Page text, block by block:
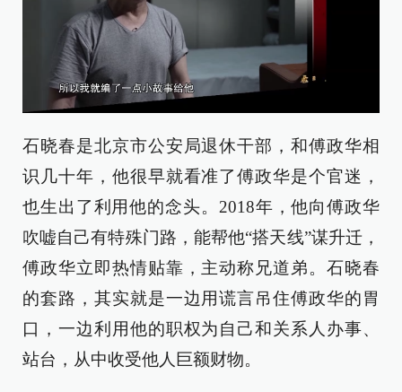
石晓春是北京市公安局退休干部，和傅政华相
识几十年，他很早就看准了傅政华是个官迷，
也生出了利用他的念头。2018年，他向傅政华
吹嘘自己有特殊门路，能帮他“搭天线”谋升迁，
傅政华立即热情贴靠，主动称兄道弟。石晓春
的套路，其实就是一边用谎言吊住傅政华的胃
口，一边利用他的职权为自己和关系人办事、
站台，从中收受他人巨额财物。